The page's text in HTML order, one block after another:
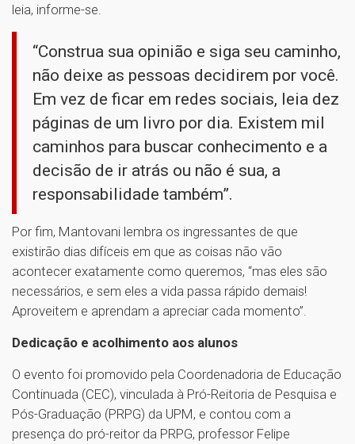
leia, informe-se.
“Construa sua opinião e siga seu caminho,
não deixe as pessoas decidirem por você.
Em vez de ficar em redes sociais, leia dez
páginas de um livro por dia. Existem mil
caminhos para buscar conhecimento e a
decisão de ir atrás ou não é sua, a
responsabilidade também”.
Por fim, Mantovani lembra os ingressantes de que
existirão dias difíceis em que as coisas não vão
acontecer exatamente como queremos, “mas eles são
necessários, e sem eles a vida passa rápido demais!
Aproveitem e aprendam a apreciar cada momento”.
Dedicação e acolhimento aos alunos
O evento foi promovido pela Coordenadoria de Educação
Continuada (CEC), vinculada à Pró-Reitoria de Pesquisa e
Pós-Graduação (PRPG) da UPM, e contou com a
presença do pró-reitor da PRPG, professor Felipe